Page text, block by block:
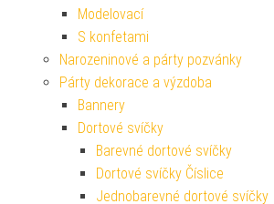
Modelovací
S konfetami
Narozeninové a párty pozvánky
Párty dekorace a výzdoba
Bannery
Dortové svíčky
Barevné dortové svíčky
Dortové svíčky Číslice
Jednobarevné dortové svíčky